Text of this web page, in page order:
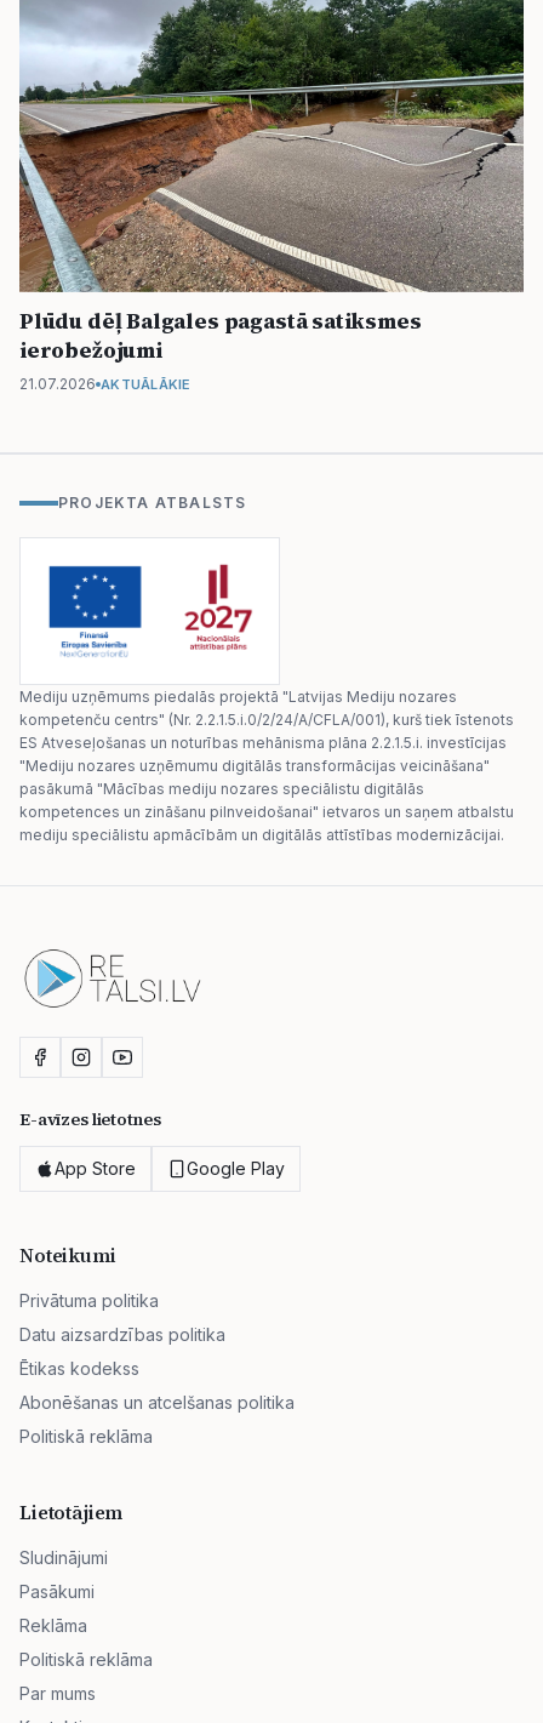
Plūdu dēļ Balgales pagastā satiksmes
ierobežojumi
21.07.2026 AKTUĀLĀKIE
PROJEKTA ATBALSTS
Mediju uzņēmums piedalās projektā "Latvijas Mediju nozares
kompetenču centrs" (Nr. 2.2.1.5.i.0/2/24/A/CFLA/001), kurš tiek īstenots
ES Atveseļošanas un noturības mehānisma plāna 2.2.1.5.i. investīcijas
"Mediju nozares uzņēmumu digitālās transformācijas veicināšana"
pasākumā "Mācības mediju nozares speciālistu digitālās
kompetences un zināšanu pilnveidošanai" ietvaros un saņem atbalstu
mediju speciālistu apmācībām un digitālās attīstības modernizācijai.
E-avīzes lietotnes
App Store Google Play
Noteikumi
Privātuma politika
Datu aizsardzības politika
Ētikas kodekss
Abonēšanas un atcelšanas politika
Politiskā reklāma
Lietotājiem
Sludinājumi
Pasākumi
Reklāma
Politiskā reklāma
Par mums